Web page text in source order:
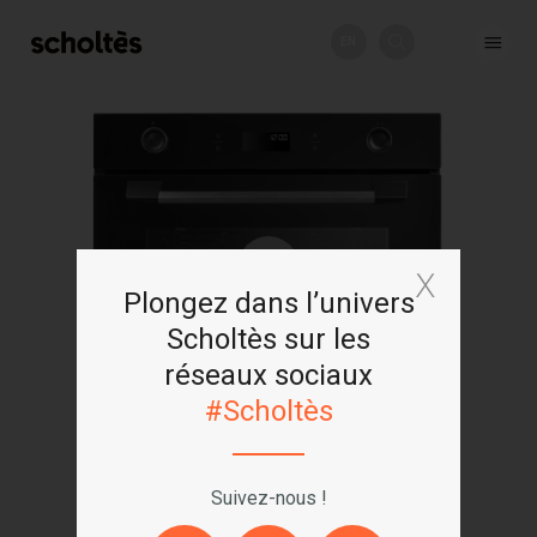
Plongez dans l’univers
Scholtès sur les
réseaux sociaux
#Scholtès
Suivez-nous !